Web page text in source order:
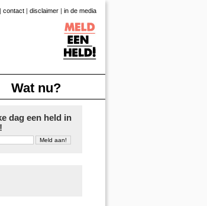
| contact | disclaimer | in de media
Wat nu?
dag een held in